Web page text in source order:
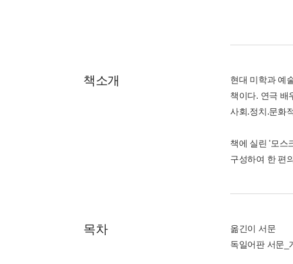
책소개
현대 미학과 예
책이다. 연극 배
사회.정치.문화
책에 실린 '모스
구성하여 한 편
목차
옮긴이 서문
독일어판 서문_